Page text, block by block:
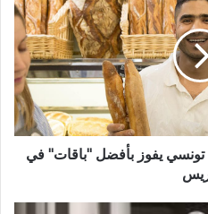
تونسي يفوز بأفضل "باقات" في